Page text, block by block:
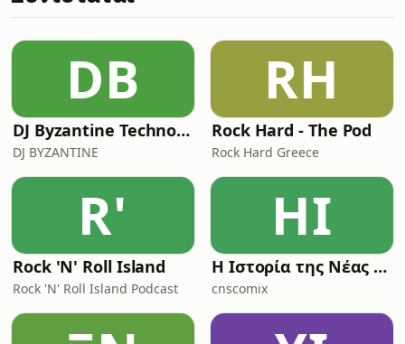
Και εσύ, πότε άκουσες τελευταία τι
Μάριος Μάζαρης (schoolmarius)
προσεγγίζει με προσοχή και
πραγματικό ενδιαφέρον ένα πολύ
διαδεδομένο πρό
DB
DJ Byzantine Techno Podcast
DJ BYZANTINE
RH
Rock Hard - The Pod
Rock Hard Greece
R'
Rock 'N' Roll Island
Rock 'N' Roll Island Podcast
ΗΙ
Η Ιστορία της Νέας Ρώμης
cnscomix